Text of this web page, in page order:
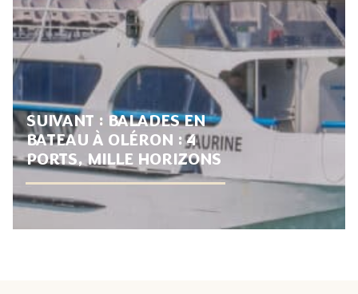
SUIVANT : BALADES EN
BATEAU À OLÉRON : 4
PORTS, MILLE HORIZONS